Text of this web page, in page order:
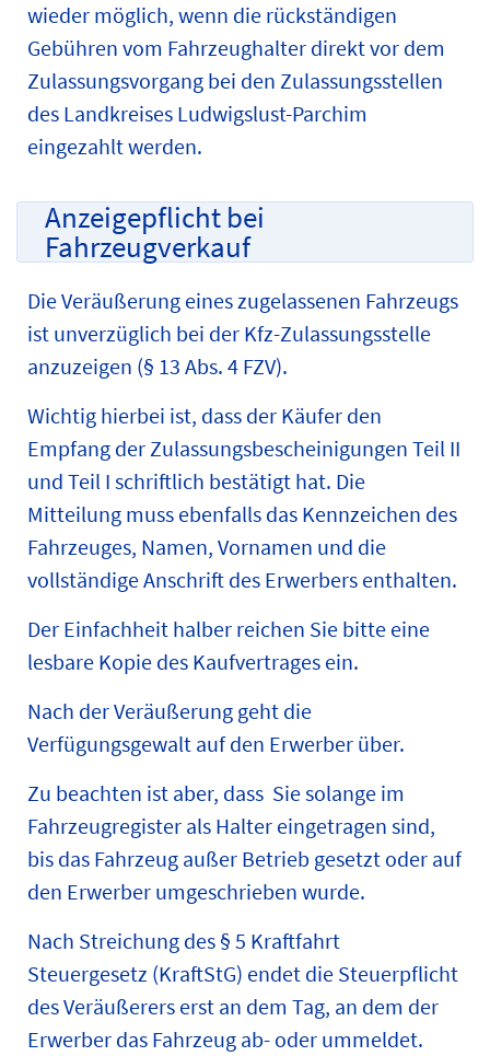
wieder möglich, wenn die rückständigen
Gebühren vom Fahrzeughalter direkt vor dem
Zulassungsvorgang bei den Zulassungsstellen
des Landkreises Ludwigslust-Parchim
eingezahlt werden.
Anzeigepflicht bei
Fahrzeugverkauf
Die Veräußerung eines zugelassenen Fahrzeugs
ist unverzüglich bei der Kfz-Zulassungsstelle
anzuzeigen (§ 13 Abs. 4 FZV).
Wichtig hierbei ist, dass der Käufer den
Empfang der Zulassungsbescheinigungen Teil II
und Teil I schriftlich bestätigt hat. Die
Mitteilung muss ebenfalls das Kennzeichen des
Fahrzeuges, Namen, Vornamen und die
vollständige Anschrift des Erwerbers enthalten.
Der Einfachheit halber reichen Sie bitte eine
lesbare Kopie des Kaufvertrages ein.
Nach der Veräußerung geht die
Verfügungsgewalt auf den Erwerber über.
Zu beachten ist aber, dass Sie solange im
Fahrzeugregister als Halter eingetragen sind,
bis das Fahrzeug außer Betrieb gesetzt oder auf
den Erwerber umgeschrieben wurde.
Nach Streichung des § 5 Kraftfahrt
Steuergesetz (KraftStG) endet die Steuerpflicht
des Veräußerers erst an dem Tag, an dem der
Erwerber das Fahrzeug ab- oder ummeldet.